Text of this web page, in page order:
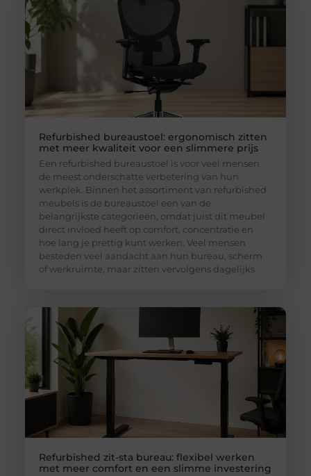
Refurbished bureaustoel: ergonomisch zitten
met meer kwaliteit voor een slimmere prijs
Een refurbished bureaustoel is voor veel mensen
de meest onderschatte verbetering van hun
werkplek. Binnen het assortiment van refurbished
meubels is de bureaustoel een van de
belangrijkste categorieën, omdat juist dit meubel
direct invloed heeft op comfort, concentratie en
hoe lang je prettig kunt werken. Veel mensen
besteden veel aandacht aan hun bureau, scherm
of werkruimte, maar zitten vervolgens dagelijks
Refurbished zit-sta bureau: flexibel werken
met meer comfort en een slimme investering